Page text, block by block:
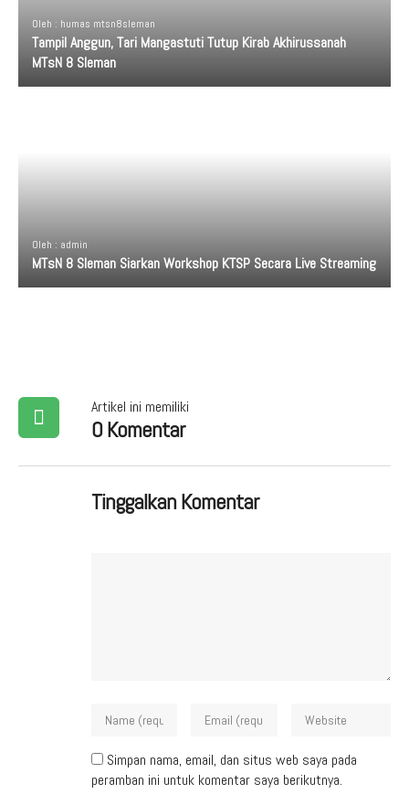
Oleh : humas mtsn8sleman
Tampil Anggun, Tari Mangastuti Tutup Kirab Akhirussanah
MTsN 8 Sleman
Oleh : admin
MTsN 8 Sleman Siarkan Workshop KTSP Secara Live Streaming
Artikel ini memiliki
0 Komentar
Tinggalkan Komentar
Simpan nama, email, dan situs web saya pada
peramban ini untuk komentar saya berikutnya.